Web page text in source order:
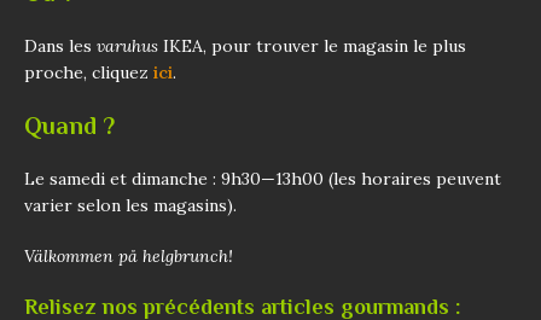
Dans les varuhus IKEA, pour trouver le magasin le plus
proche, cliquez ici.
Quand ?
Le samedi et dimanche : 9h30—13h00 (les horaires peuvent
varier selon les magasins).
Välkommen på helgbrunch!
Relisez nos précédents articles gourmands :